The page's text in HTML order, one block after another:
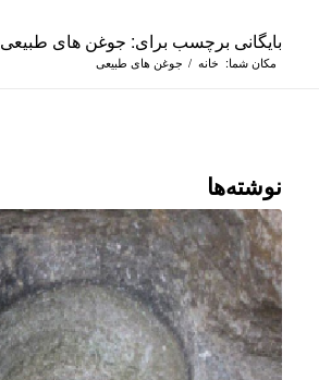
بایگانی برچسب برای: جوغن های طبیعی
مکان شما: خانه / جوغن های طبیعی
نوشته‌ها